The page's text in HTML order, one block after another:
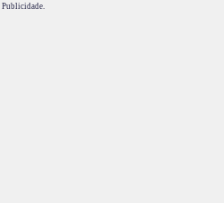
Publicidade.